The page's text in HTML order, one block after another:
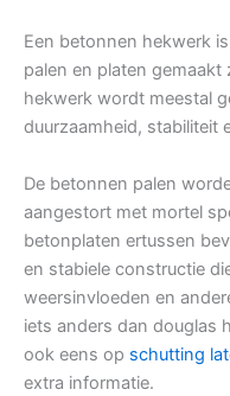
Een betonnen hekwerk
palen en platen
hekwerk wordt meestal
duurzaamheid, stabiliteit
De betonnen palen
aangestort met mortel
betonplaten ertussen
en stabiele constructie
weersinvloeden en
iets anders dan douglas
ook eens op schutting
extra informatie.